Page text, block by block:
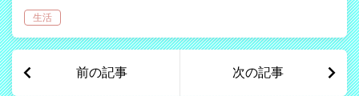
て、生後、いろいろな音を認識し始め、
生活
前の記事 次の記事